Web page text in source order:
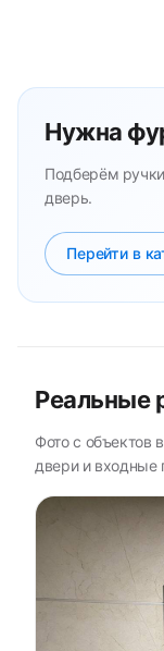
Нужна
Подберём
дверь.
Перейти в
Реальные
Фото с объектов
двери и входные